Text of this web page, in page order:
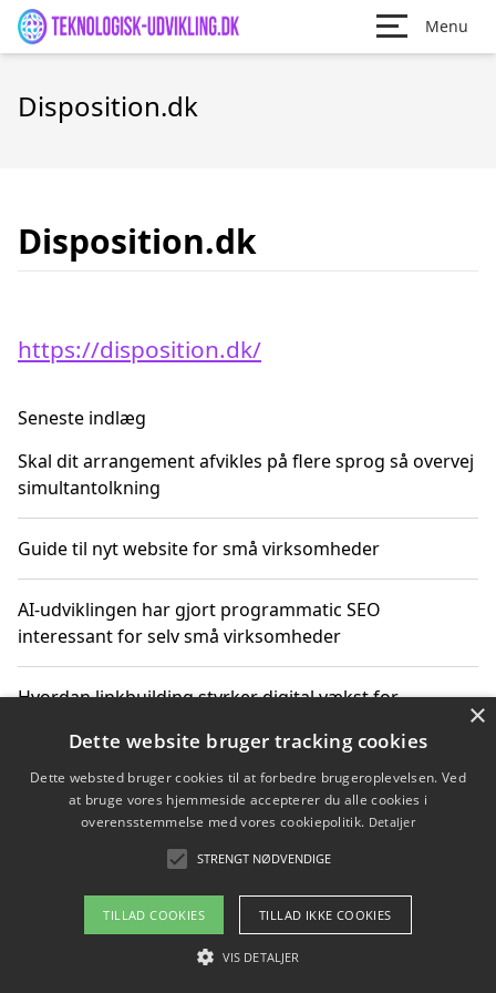
Menu
Disposition.dk
Disposition.dk
https://disposition.dk/
Seneste indlæg
Skal dit arrangement afvikles på flere sprog så overvej
simultantolkning
Guide til nyt website for små virksomheder
AI-udviklingen har gjort programmatic SEO
interessant for selv små virksomheder
Hvordan linkbuilding styrker digital vækst for
Sådan har udviklingen inden for genbrug af elektronik
ændret sig
Copyright 2026 - Pilanto Aps
Om / kontakt
×
Dette website bruger tracking cookies
Dette websted bruger cookies til at forbedre brugeroplevelsen. Ved
at bruge vores hjemmeside accepterer du alle cookies i
overensstemmelse med vores cookiepolitik. Detaljer
STRENGT NØDVENDIGE
TILLAD COOKIES TILLAD IKKE COOKIES
VIS DETALJER